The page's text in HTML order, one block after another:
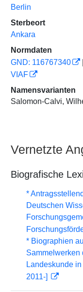
Berlin
Sterbeort
Ankara
Normdaten
GND: 116767340
VIAF
Namensvarianten
Salomon-Calvi,
Vernetzte
Biografische
*
Deutschen
* Biographien
Sammelwerken
Landeskunde
2011-]